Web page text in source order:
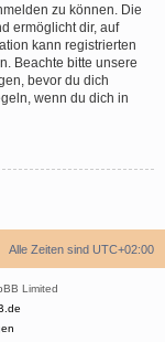
zu können. Die
ermöglicht dir, auf
kann registrierten
Beachte bitte unsere
bevor du dich
wenn du dich in
Alle Zeiten sind UTC+02:00
Limited